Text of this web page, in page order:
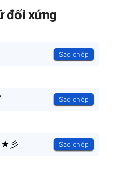
đối xứng
Sao chép
Sao chép
彡 Sao chép